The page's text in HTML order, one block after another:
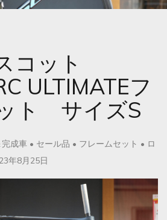
コット
ULTIMATEフ
ト サイズS
成車 • セール品 • フレームセット • ロ
年8月25日